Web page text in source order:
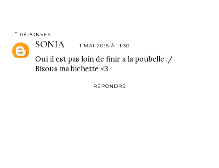
RÉPONSES
SONIA 1 MAI 2015 À 11:30
Oui il est pas loin de finir a la poubelle ;/
Bisous ma bichette <3
RÉPONDRE